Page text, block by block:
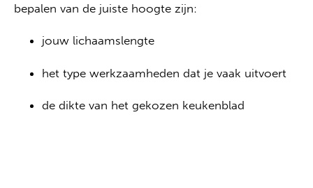
bepalen van de juiste hoogte zijn:
jouw lichaamslengte
het type werkzaamheden dat je vaak uitvoert
de dikte van het gekozen keukenblad